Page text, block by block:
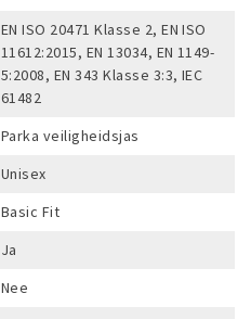
EN ISO 20471 Klasse 2, EN ISO
11612:2015, EN 13034, EN 1149-
5:2008, EN 343 Klasse 3:3, IEC
61482
Parka veiligheidsjas
Unisex
Basic Fit
Ja
Nee